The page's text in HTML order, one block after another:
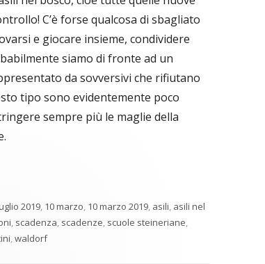
C’è forse qualcosa di sbagliato
e giocare insieme, condividere
siamo di fronte ad un
da sovversivi che rifiutano
tipo sono evidentemente poco
sempre più le maglie della
2019 10 marzo 10 marzo 2019 asili asili nel
scadenza scadenze scuole steineriane
waldorf